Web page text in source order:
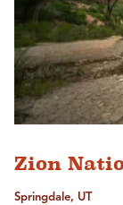
Zion
Springdale, UT